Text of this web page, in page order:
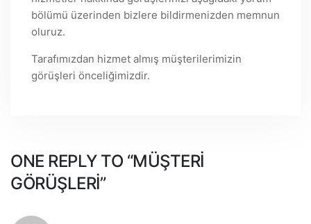
bölümü üzerinden bizlere bildirmenizden memnun
oluruz.
Tarafımızdan hizmet almış müşterilerimizin
görüşleri önceliğimizdir.
ONE REPLY TO “MÜŞTERI
GÖRÜŞLERI”